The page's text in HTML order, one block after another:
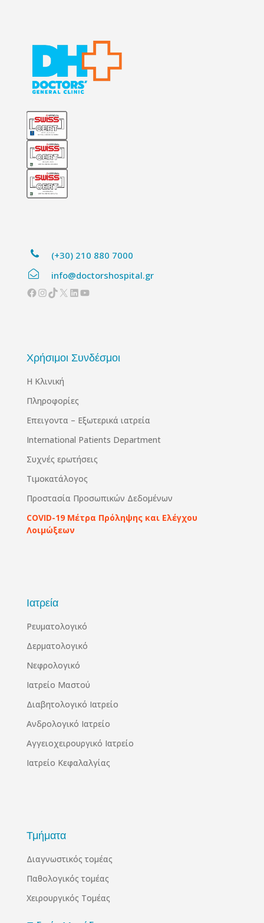
(+30) 210 880 7000
info@doctorshospital.gr
Facebook
Instagram
TikTok
X Linkedin
YouTube
Χρήσιμοι Συνδέσμοι
Η Κλινική
Πληροφορίες
Επειγοντα – Εξωτερικά ιατρεία
International Patients Department
Συχνές ερωτήσεις
Τιμοκατάλογος
Προστασία Προσωπικών Δεδομένων
COVID-19 Μέτρα Πρόληψης και Ελέγχου
Λοιμώξεων
Ιατρεία
Ρευματολογικό
Δερματολογικό
Νεφρολογικό
Ιατρείο Μαστού
Διαβητολογικό Ιατρείο
Ανδρολογικό Ιατρείο
Αγγειοχειρουργικό Ιατρείο
Ιατρείο Κεφαλαλγίας
Τμήματα
Διαγνωστικός τομέας
Παθολογικός τομέας
Χειρουργικός Τομέας